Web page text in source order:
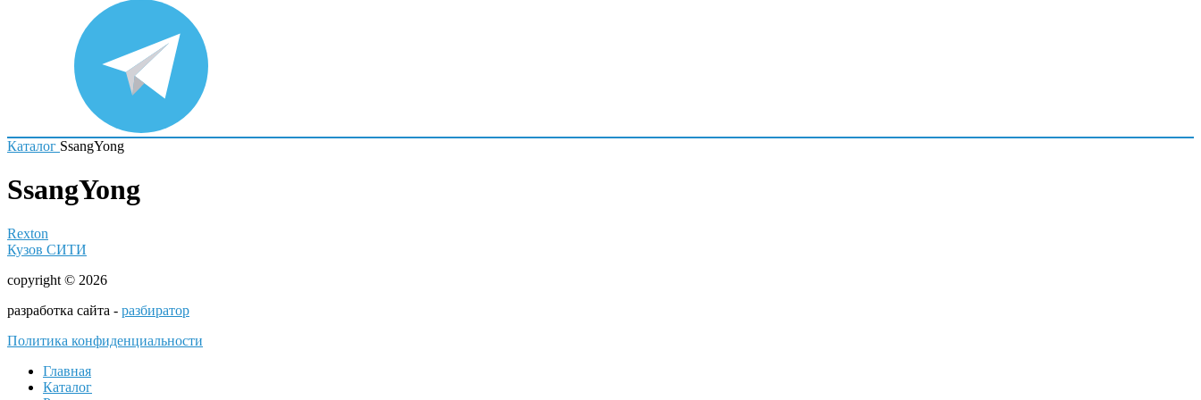
Каталог SsangYong
SsangYong
Rexton
Кузов СИТИ
copyright © 2026
разработка сайта - разбиратор
Политика конфиденциальности
Главная
Каталог